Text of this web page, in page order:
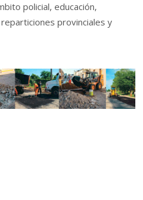
policial, educación,
provinciales y